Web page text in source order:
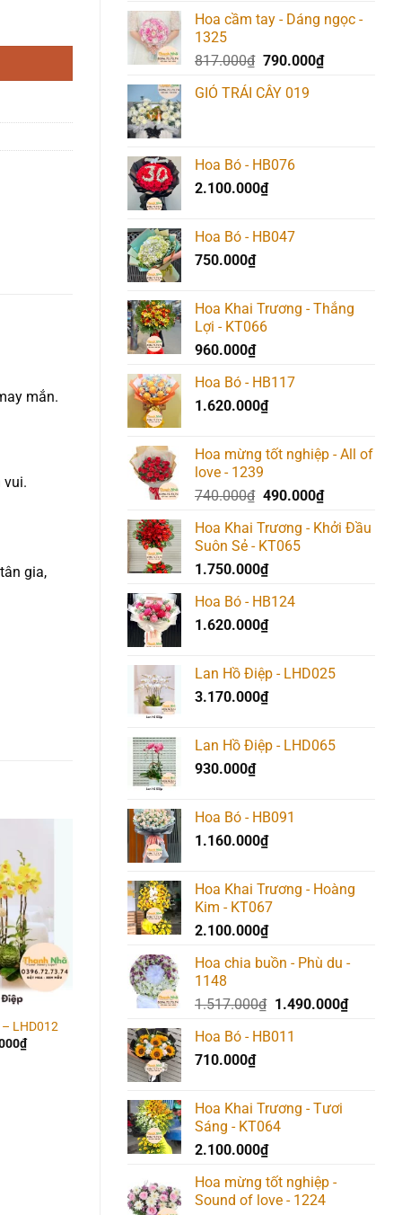
Hoa cầm tay - Dáng ngọc -
1325
817.000₫ Giá
là:
790.000₫Giá
GIỎ TRÁI CÂY 019
Hoa Bó - HB076
2.100.000₫
Hoa Bó - HB047
750.000₫
Hoa Khai Trương - Thắng
Lợi - KT066
960.000₫
Hoa Bó - HB117
1.620.000₫
Hoa mừng tốt nghiệp - All of
love - 1239
740.000₫ Giá
là:
740.000₫.
490.000₫Giá
tại
Hoa Khai Trương - Khởi Đầu
Suôn Sẻ - KT065
1.750.000₫
Hoa Bó - HB124
1.620.000₫
Lan Hồ Điệp - LHD025
3.170.000₫
Lan Hồ Điệp - LHD065
930.000₫
Hoa Bó - HB091
1.160.000₫
Hoa Khai Trương - Hoàng
Kim - KT067
2.100.000₫
Hoa chia buồn - Phù du -
1148
1.517.000₫ Giá
là:
1.490.000₫Giá
Hoa Bó - HB011
710.000₫
Hoa Khai Trương - Tươi
Sáng - KT064
2.100.000₫
Hoa mừng tốt nghiệp -
Sound of love - 1224
mắn.
vui.
gia,
Add to
wishlist
LHD012
₫
wishlist
Lan Hồ Điệp – LHD015
2.210.000
₫